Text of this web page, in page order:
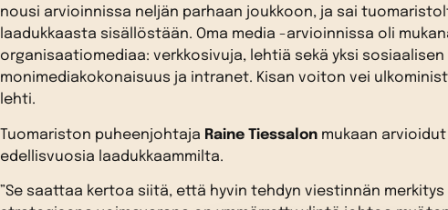
nousi arvioinnissa neljän parhaan joukkoon, ja sai
laadukkaasta sisällöstään. Oma media -arvioinnissa oli
organisaatiomediaa: verkkosivuja, lehtiä sekä yksi sosiaalisen
monimediakokonaisuus ja intranet. Kisan voiton vei
lehti.
Tuomariston puheenjohtaja Raine Tiessalon mukaan
edellisvuosia laadukkaammilta.
”Se saattaa kertoa siitä, että hyvin tehdyn viestinnän